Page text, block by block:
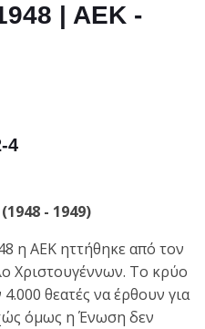
| ΑΕΚ -
4
- 1949)
η ΑΕΚ ηττήθηκε από τον
Χριστουγέννων. Το κρύο
θεατές να έρθουν για
όμως η Ένωση δεν